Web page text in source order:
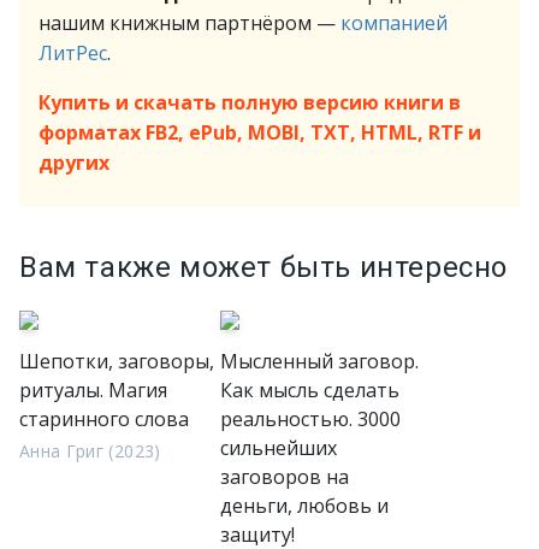
нашим книжным партнёром — компанией
ЛитРес.
Купить и скачать полную версию книги в
форматах FB2, ePub, MOBI, TXT, HTML, RTF и
других
Вам также может быть интересно
Шепотки, заговоры,
ритуалы. Магия
старинного слова
Анна Григ (2023)
Мысленный заговор.
Как мысль сделать
реальностью. 3000
сильнейших
заговоров на
деньги, любовь и
защиту!